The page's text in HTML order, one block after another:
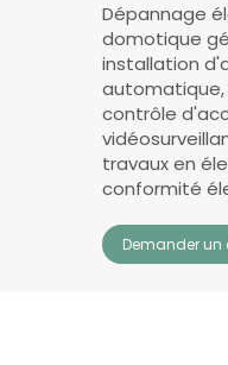
Dépannage
domotique
installation
automatique,
contrôle
travaux en
conformité
Demander un